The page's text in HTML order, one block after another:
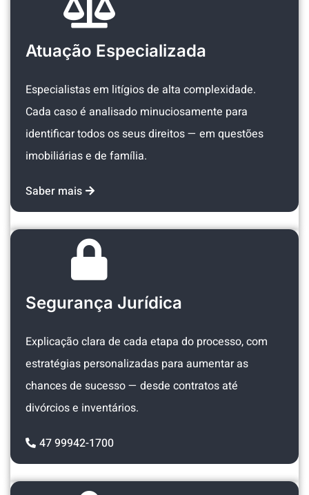
Atuação Especializada
Especialistas em litígios de alta complexidade.
Cada caso é analisado minuciosamente para
identificar todos os seus direitos — em questões
imobiliárias e de família.
Saber mais
Segurança Jurídica
Explicação clara de cada etapa do processo, com
estratégias personalizadas para aumentar as
chances de sucesso — desde contratos até
divórcios e inventários.
47 99942-1700